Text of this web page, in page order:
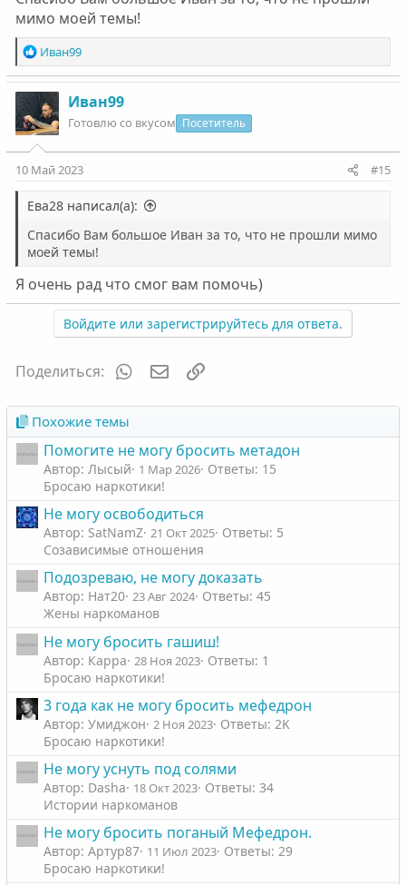
мимо моей темы!
Р
е
а
к
ц
и
и
:
Иван99
Иван99
Готовлю со вкусом Посетитель
10 Май 2023 #15
Ева28 написал(а):
Спасибо Вам большое Иван за то, что не прошли мимо
моей темы!
Я очень рад что смог вам помочь)
Войдите или зарегистрируйтесь для ответа.
Поделиться: WhatsAppЭлектронная почта
Похожие темы
Помогите не могу бросить метадон
Автор: Лысый 1 Мар 2026 Ответы: 15
Бросаю наркотики!
Не могу освободиться
Автор: SatNamZ 21 Окт 2025 Ответы: 5
Созависимые отношения
Подозреваю, не могу доказать
Автор: Нат20 23 Авг 2024 Ответы: 45
Жены наркоманов
Не могу бросить гашиш!
Автор: Карра 28 Ноя 2023 Ответы: 1
Бросаю наркотики!
3 года как не могу бросить мефедрон
Автор: Умиджон 2 Ноя 2023 Ответы: 2K
Бросаю наркотики!
Не могу уснуть под солями
Автор: Dasha 18 Окт 2023 Ответы: 34
Истории наркоманов
Не могу бросить поганый Мефедрон.
Автор: Артур87 11 Июл 2023 Ответы: 29
Бросаю наркотики!